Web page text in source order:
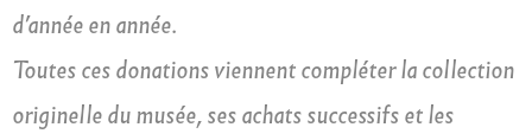
d’année en année.
Toutes ces donations viennent compléter la collection
originelle du musée, ses achats successifs et les